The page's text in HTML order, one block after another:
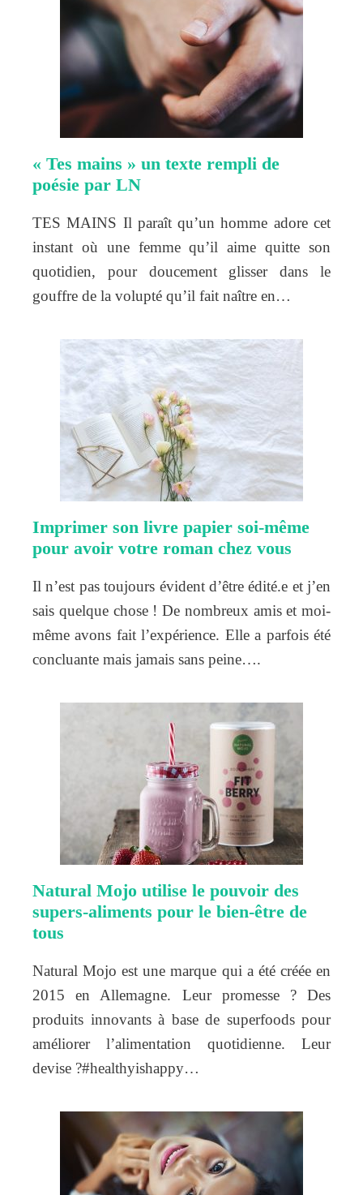
« Tes mains » un texte rempli de
poésie par LN
TES MAINS Il paraît qu’un homme adore cet
instant où une femme qu’il aime quitte son
quotidien, pour doucement glisser dans le
gouffre de la volupté qu’il fait naître en…
Imprimer son livre papier soi-même
pour avoir votre roman chez vous
Il n’est pas toujours évident d’être édité.e et j’en
sais quelque chose ! De nombreux amis et moi-
même avons fait l’expérience. Elle a parfois été
concluante mais jamais sans peine….
Natural Mojo utilise le pouvoir des
supers-aliments pour le bien-être de
tous
Natural Mojo est une marque qui a été créée en
2015 en Allemagne. Leur promesse ? Des
produits innovants à base de superfoods pour
améliorer l’alimentation quotidienne. Leur
devise ?#healthyishappy…